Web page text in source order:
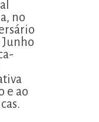
no
e ao